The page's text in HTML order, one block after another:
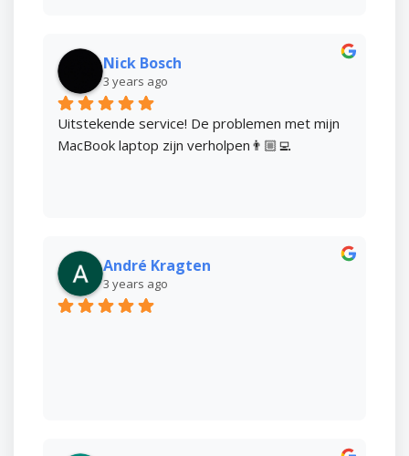
Nick Bosch
3 years ago
Uitstekende service! De problemen met mijn
MacBook laptop zijn verholpen👨🏼‍💻
André Kragten
3 years ago